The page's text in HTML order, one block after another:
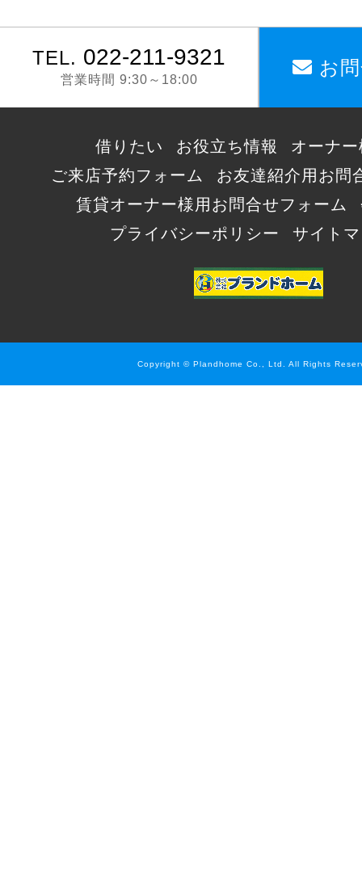
TEL. 022-211-9321
営業時間 9:30～18:00
お
借りたい お役立ち情報
オーナ
ご来店予約フォーム
お友達紹介用お問
賃貸オーナー様用お問合せフォーム
プライバシーポリシー
サイト
Copyright © Plandhome Co., Ltd. All Rights